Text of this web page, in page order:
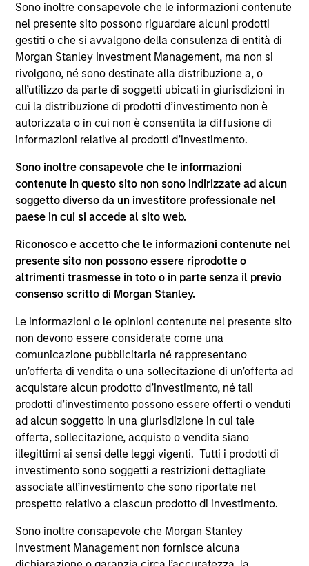
Sono inoltre consapevole che le informazioni contenute
nel presente sito possono riguardare alcuni prodotti
gestiti o che si avvalgono della consulenza di entità di
Morgan Stanley Investment Management, ma non si
rivolgono, né sono destinate alla distribuzione a, o
all’utilizzo da parte di soggetti ubicati in giurisdizioni in
cui la distribuzione di prodotti d’investimento non è
autorizzata o in cui non è consentita la diffusione di
informazioni relative ai prodotti d’investimento.
Sono inoltre consapevole che le informazioni
contenute in questo sito non sono indirizzate ad alcun
soggetto diverso da un investitore professionale nel
paese in cui si accede al sito web.
Riconosco e accetto che le informazioni contenute nel
presente sito non possono essere riprodotte o
altrimenti trasmesse in toto o in parte senza il previo
consenso scritto di Morgan Stanley.
Le informazioni o le opinioni contenute nel presente sito
non devono essere considerate come una
comunicazione pubblicitaria né rappresentano
un’offerta di vendita o una sollecitazione di un’offerta ad
acquistare alcun prodotto d’investimento, né tali
prodotti d’investimento possono essere offerti o venduti
ad alcun soggetto in una giurisdizione in cui tale
offerta, sollecitazione, acquisto o vendita siano
illegittimi ai sensi delle leggi vigenti. Tutti i prodotti di
investimento sono soggetti a restrizioni dettagliate
associate all’investimento che sono riportate nel
prospetto relativo a ciascun prodotto di investimento.
Sono inoltre consapevole che Morgan Stanley
Investment Management non fornisce alcuna
Prima dell’adesione ai comparti, le richieste di
partecipazione non devono essere presentate senza aver
consultato l’ultima versione del Prospetto Informativo, del
documento contenente informazioni chiave (“KID”) o del
documento contenente informazioni chiave per gli
investitori (“KIID”), della relazione annuale e della
relazione semestrale (“Documenti di offerta”) o altri
documenti disponibili sul sito
https://www.morganstanley.com/im/msinvf/index.html
a titolo gratuito presso la Sede legale all’indirizzo
European Bank and Business Centre, 6B route de Trèves,
Le informazioni relative agli aspetti di sostenibilità del
Comparto e una sintesi dei diritti degli investitori sono
disponibili sul sito web sopra indicato.
visione del “Modulo completo di sottoscrizione” (Extended
Application Form), mentre la sezione “Informazioni
supplementari per Hong Kong” (“Additional Information for
Hong Kong Investors”) all’interno del Prospetto riguarda
specificamente gli investitori di Hong Kong. Copie gratuite
documento contenente informazioni chiave per gli
investitori (KID o KIID), dello statuto e delle relazioni
annuali e semestrali e ulteriori informazioni possono
essere ottenute dal rappresentante in Svizzera. Il
rappresentante in Svizzera è Carnegie Fund Services S.A.,
11, rue du Général-Dufour, 1204 Ginevra. L’agente pagatore
in Svizzera è Banque Cantonale de Genève, 17, quai de l’Ile,
1204 Ginevra.
Se la società di gestione del Comparto in questione decide
di cessare l’accordo di commercializzazione del Comparto
in un Paese del SEE in cui esso è registrato per la vendita,
lo farà nel rispetto delle norme OICVM.
Per i termini e le definizioni riguardanti il comparto si
Tutti i dati di performance sono calcolati in base al valore
del patrimonio netto (NAV), al netto delle spese, e non